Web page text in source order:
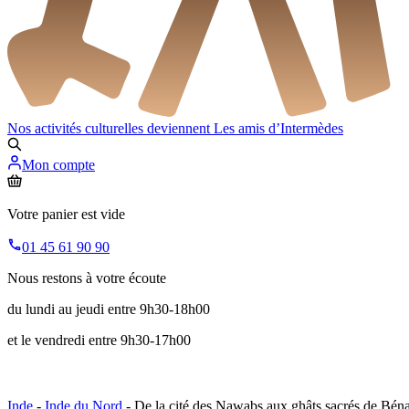
Nos activités culturelles deviennent Les amis d’Intermèdes
Mon compte
Votre panier est vide
01 45 61 90 90
Nous restons à votre écoute
du lundi au jeudi entre 9h30-18h00
et le vendredi entre 9h30-17h00